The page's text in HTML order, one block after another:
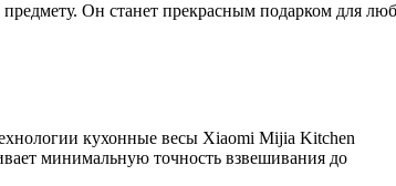
Он станет прекрасным подарком для
кухонные весы Xiaomi Mijia Kitchen
минимальную точность взвешивания до